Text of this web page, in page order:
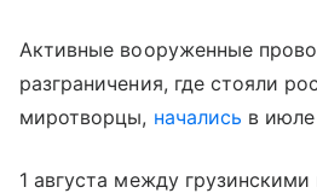
Активные вооруженные
разграничения, где стояли
миротворцы, начались в
1 августа между